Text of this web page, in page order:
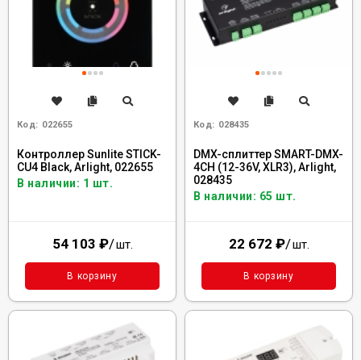
Код: 022655
Контроллер Sunlite STICK-
CU4 Black, Arlight, 022655
В наличии: 1 шт.
54 103 ₽/шт.
В корзину
Код: 028435
DMX-сплиттер SMART-DMX-
4CH (12-36V, XLR3), Arlight,
028435
В наличии: 65 шт.
22 672 ₽/шт.
В корзину